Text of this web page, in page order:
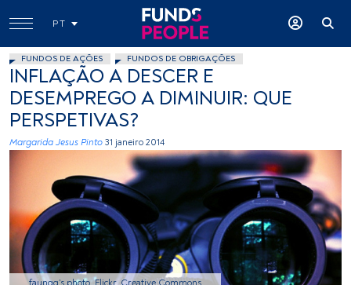
PT
FUNDOS DE AÇÕES FUNDOS DE OBRIGAÇÕES
INFLAÇÃO A DESCER E
DESEMPREGO A DIMINUIR: QUE
PERSPETIVAS?
Margarida Jesus Pinto 31 janeiro 2014